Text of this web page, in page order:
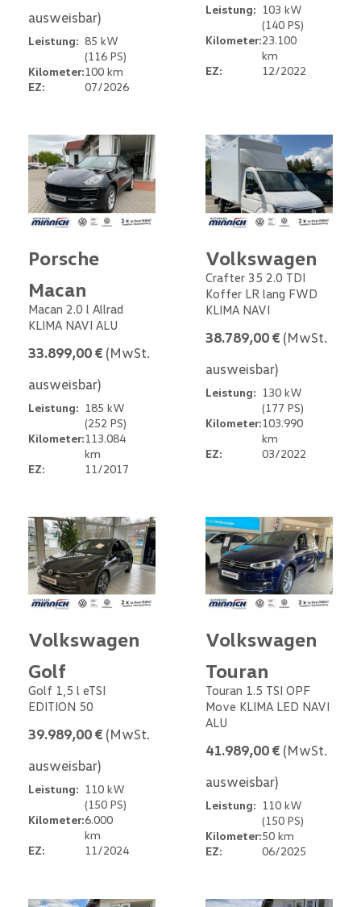
ausweisbar)
Leistung: 85 kW
(116 PS)
Kilometer:100 km
EZ:
07/2026
Leistung: 103 kW
(140 PS)
Kilometer:23.100
km
EZ:
12/2022
Porsche
Macan
Macan 2.0 l Allrad
KLIMA NAVI ALU
33.899,00 € (MwSt.
ausweisbar)
Leistung: 185 kW
(252 PS)
Kilometer:113.084
km
EZ:
11/2017
Volkswagen
Crafter 35 2.0 TDI
Koffer LR lang FWD
KLIMA NAVI
38.789,00 € (MwSt.
ausweisbar)
Leistung: 130 kW
(177 PS)
Kilometer:103.990
km
EZ:
03/2022
Volkswagen
Golf
Golf 1,5 l eTSI
EDITION 50
39.989,00 € (MwSt.
ausweisbar)
Leistung: 110 kW
(150 PS)
Kilometer:6.000
km
EZ:
11/2024
Volkswagen
Touran
Touran 1.5 TSI OPF
Move KLIMA LED NAVI
ALU
41.989,00 € (MwSt.
ausweisbar)
Leistung: 110 kW
(150 PS)
Kilometer:50 km
EZ:
06/2025